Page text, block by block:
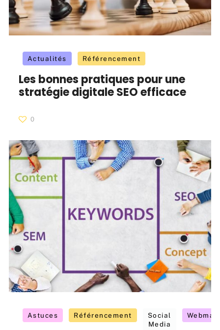
Actualités Référencement
Les bonnes pratiques pour une
stratégie digitale SEO efficace
0
Astuces Référencement
Social
Media